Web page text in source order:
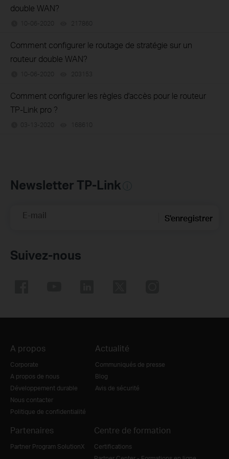
double WAN?
10-06-2020 217860
Comment configurer le routage de stratégie sur un
routeur double WAN?
10-06-2020 203153
Comment configurer les règles d'accès pour le routeur
TP-Link pro ?
03-13-2020 168610
Newsletter TP-Link
E-mail S'enregistrer
Suivez-nous
A propos
Corporate
A propos de nous
Développement durable
Nous contacter
Politique de confidentialité
Actualité
Communiqués de presse
Blog
Avis de sécurité
Partenaires
Partner Program SolutionX
Centre de formation
Certifications